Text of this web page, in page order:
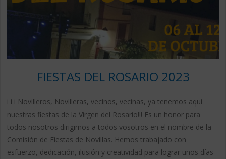
FIESTAS DEL ROSARIO 2023
i i i Novilleros, Novilleras, vecinos, vecinas, ya tenemos aquí
nuestras fiestas de la Virgen del Rosario!!! Es un honor para
todos nosotros dirigirnos a todos vosotros en el nombre de la
Comisión de Fiestas de Novillas. Hemos trabajado con
esfuerzo, dedicación, ilusión y creatividad para lograr unos días